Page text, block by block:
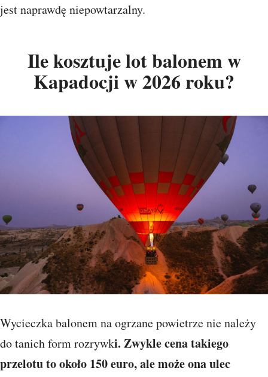
jest naprawdę niepowtarzalny.
Ile kosztuje lot balonem w
Kapadocji w 2026 roku?
Wycieczka balonem na ogrzane powietrze nie należy
do tanich form rozrywki. Zwykle cena takiego
przelotu to około 150 euro, ale może ona ulec